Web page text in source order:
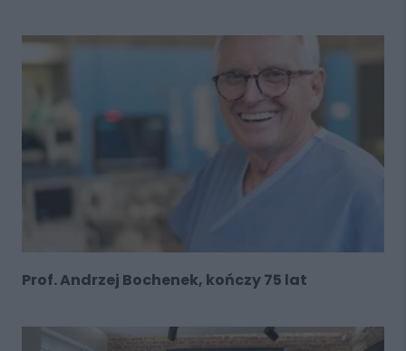
Prof. Andrzej Bochenek, kończy 75 lat